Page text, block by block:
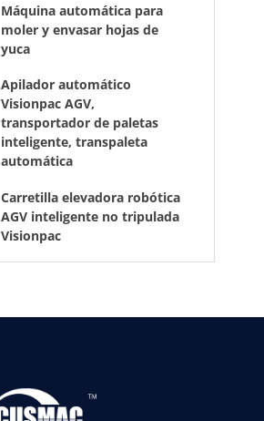
Máquina automática para
moler y envasar hojas de
yuca
Apilador automático
Visionpac AGV,
transportador de paletas
inteligente, transpaleta
automática
Carretilla elevadora robótica
AGV inteligente no tripulada
Visionpac